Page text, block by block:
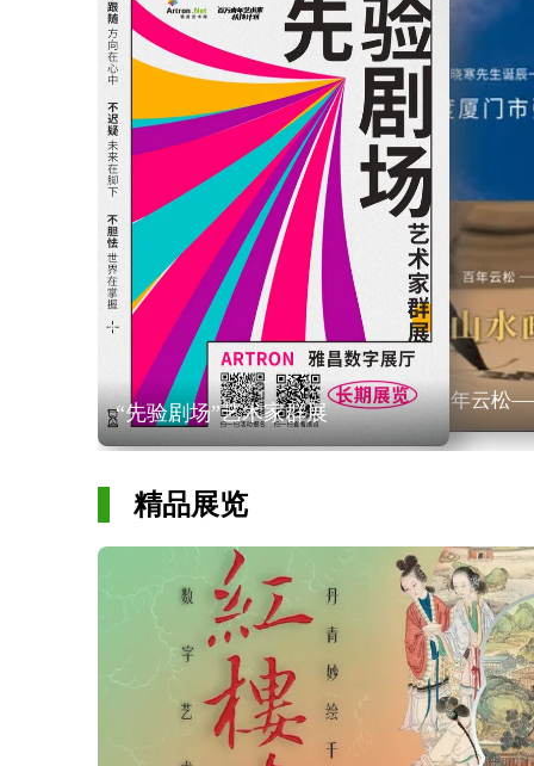
“先验剧场”艺术家群展
百年云松
精品展览